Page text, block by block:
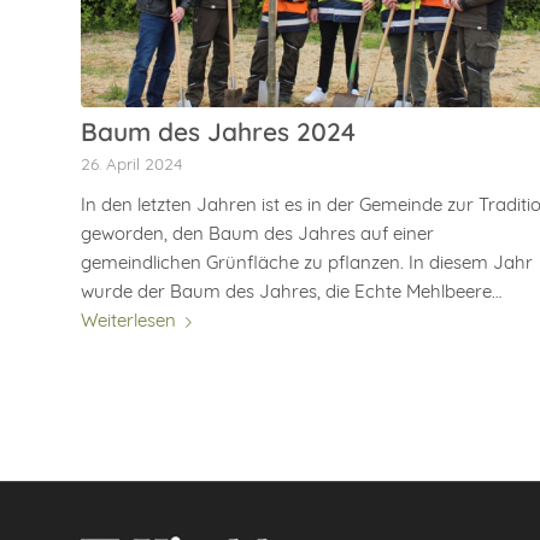
Baum des Jahres 2024
26. April 2024
In den letzten Jahren ist es in der Gemeinde zur
geworden, den Baum des Jahres auf einer
gemeindlichen Grünfläche zu pflanzen. In diesem Jahr
wurde der Baum des Jahres, die Echte Mehlbeere…
Weiterlesen